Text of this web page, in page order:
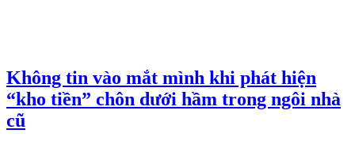
Không tin vào mắt mình khi phát hiện
“kho tiền” chôn dưới hầm trong ngôi nhà
cũ